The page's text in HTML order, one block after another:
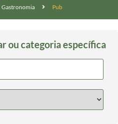
Gastronomia Pub
ou categoria específica